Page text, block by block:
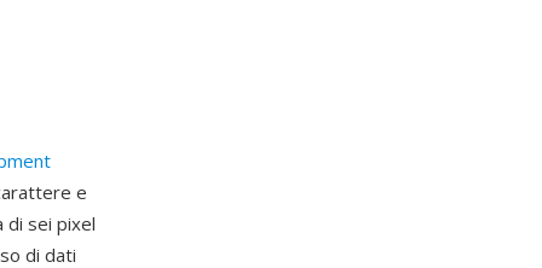
e
di sei pixel
di dati